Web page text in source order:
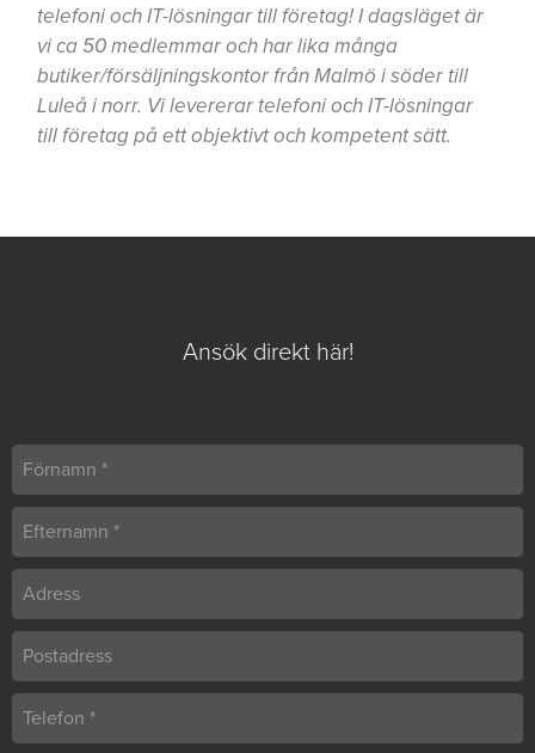
telefoni och IT-lösningar till företag! I dagsläget är
vi ca 50 medlemmar och har lika många
butiker/försäljningskontor från Malmö i söder till
Luleå i norr. Vi levererar telefoni och IT-lösningar
till företag på ett objektivt och kompetent sätt.
Ansök direkt här!